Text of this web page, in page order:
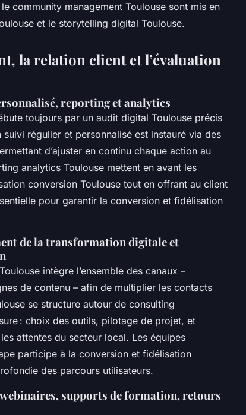
community management Toulouse sont mis en
et le storytelling digital Toulouse.
la relation client et l’évaluation
reporting et analytics
toujours par un audit digital Toulouse précis
régulier et personnalisé est instauré via des
d’ajuster en continu chaque action au
analytics Toulouse mettent en avant les
conversion Toulouse tout en offrant au client
pour garantir la conversion et fidélisation
de la transformation digitale et
intègre l’ensemble des canaux –
de contenu – afin de multiplier les contacts
se structure autour de consulting
: choix des outils, pilotage de projet, et
attentes du secteur local. Les équipes
participe à la conversion et fidélisation
des parcours utilisateurs.
webinaires, supports de formation, retours